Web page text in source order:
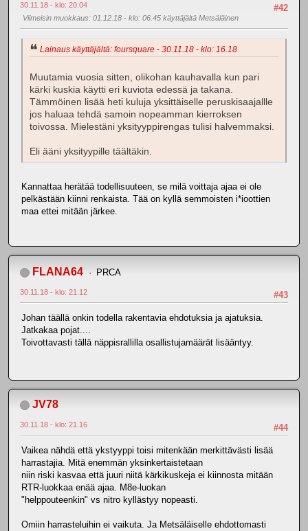
#42
30.11.18 - klo: 20.04
Viimeisin muokkaus: 01.12.18 - klo: 06.45 käyttäjältä Metsäläinen
Lainaus käyttäjältä: foursquare - 30.11.18 - klo: 16.18
Muutamia vuosia sitten, olikohan kauhavalla kun pari
kärki kuskia käytti eri kuviota edessä ja takana.
Tämmöinen lisää heti kuluja yksittäiselle peruskisaajallle
jos haluaa tehdä samoin nopeamman kierroksen
toivossa. Mielestäni yksityyppirengas tulisi halvemmaksi.
Eli ääni yksityypille täältäkin.
Kannattaa herätää todellisuuteen, se milä voittaja ajaa ei ole
pelkästään kiinni renkaista. Tää on kyllä semmoisten i*ioottien
maa ettei mitään järkee.
FLANA64 PRCA
#43
30.11.18 - klo: 21.12
Johan täällä onkin todella rakentavia ehdotuksia ja ajatuksia.
Jatkakaa pojat....
Toivottavasti tällä näppisrallilla osallistujamäärät lisääntyy.
JV78
#44
30.11.18 - klo: 21.16
Vaikea nähdä että ykstyyppi toisi mitenkään merkittävästi lisää
harrastajia. Mitä enemmän yksinkertaistetaan
niin riski kasvaa että juuri niitä kärkikuskeja ei kiinnosta mitään
RTR-luokkaa enää ajaa. M8e-luokan
"helppouteenkin" vs nitro kyllästyy nopeasti.
Omiin harrasteluihin ei vaikuta. Ja Metsäläiselle ehdottomasti